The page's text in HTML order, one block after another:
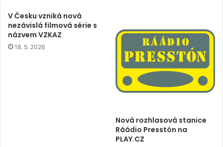
V Česku vzniká nová
nezávislá filmová série s
názvem VZKAZ
18. 5. 2026
Nová rozhlasová stanice
Ráádio Presstón na
PLAY.CZ